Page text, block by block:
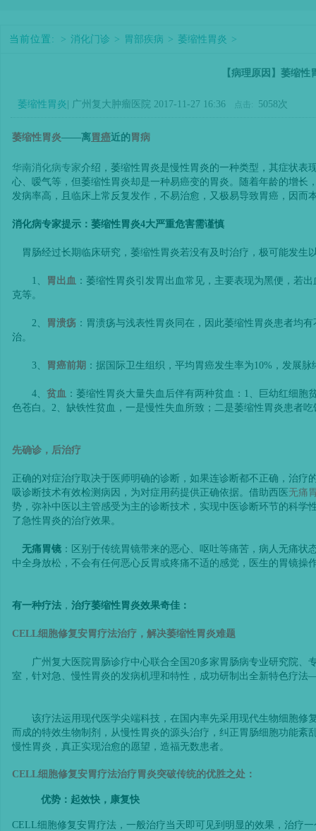
当前位置: > 消化门诊 > 胃部疾病 > 萎缩性胃炎 >
【病理原因】萎缩性
萎缩性胃炎 | 广州复大肿瘤医院 2017-11-27 16:36 点击: 5058次
萎缩性胃炎——离胃癌近的 胃病
华南消化病专家介绍，萎缩性胃炎是慢性胃炎的一种类型，其症状表
心、嗳气等，但萎缩性胃炎却是一种易癌变的胃炎。随着年龄的增
发病率高，且临床上常反复发作，不易治愈，又极易导致胃癌，因而
消化病专家提示：萎缩性胃炎4大严重危害需谨慎
胃肠经过长期临床研究，萎缩性胃炎若没有及时治疗，极可能发生
1、 胃出血 ：萎缩性胃炎引发胃出血常见，主要表现为黑便，若
克等。
2、 胃溃疡 ：胃溃疡与浅表性胃炎同在，因此萎缩性胃炎患者均
治。
3、 胃癌前期 ：据国际卫生组织，平均胃癌发生率为10%，发展
4、 贫血 ：萎缩性胃炎大量失血后伴有两种贫血：1、巨幼红细
色苍白。2、缺铁性贫血，一是慢性失血所致；二是萎缩性胃炎患者
先确诊，后治疗
正确的对症治疗取决于医师明确的诊断，如果连诊断都不正确，治疗
吸诊断技术有效检测病因，为对症用药提供正确依据。借助西医无痛
势，弥补中医以主管感受为主的诊断技术，实现中医诊断环节的科
了急性胃炎的治疗效果。
无痛胃镜 ：区别于传统胃镜带来的恶心、呕吐等痛苦，病人无痛
中全身放松，不会有任何恶心反胃或疼痛不适的感觉，医生的胃镜操
有一种疗法 ， 治疗萎缩性胃炎效果奇佳：
CELL细胞修复安胃疗法治疗 ，解决萎缩性胃炎难题
广州复大医院胃肠诊疗中心联合全国20多家胃肠病专业研究院
室，针对急、慢性胃炎的发病机理和特性，成功研制出全新特色疗
该疗法运用现代医学尖端科技，在国内率先采用现代生物细胞
而成的特效生物制剂，从慢性胃炎的源头治疗，纠正胃肠细胞功能
慢性胃炎，真正实现治愈的愿望，造福无数患者。
CELL细胞修复安胃疗法治疗胃炎突破传统的优胜之处：
优势：起效快，康复快
CELL细胞修复安胃疗法，一般治疗当天即可见到明显的效果，治疗